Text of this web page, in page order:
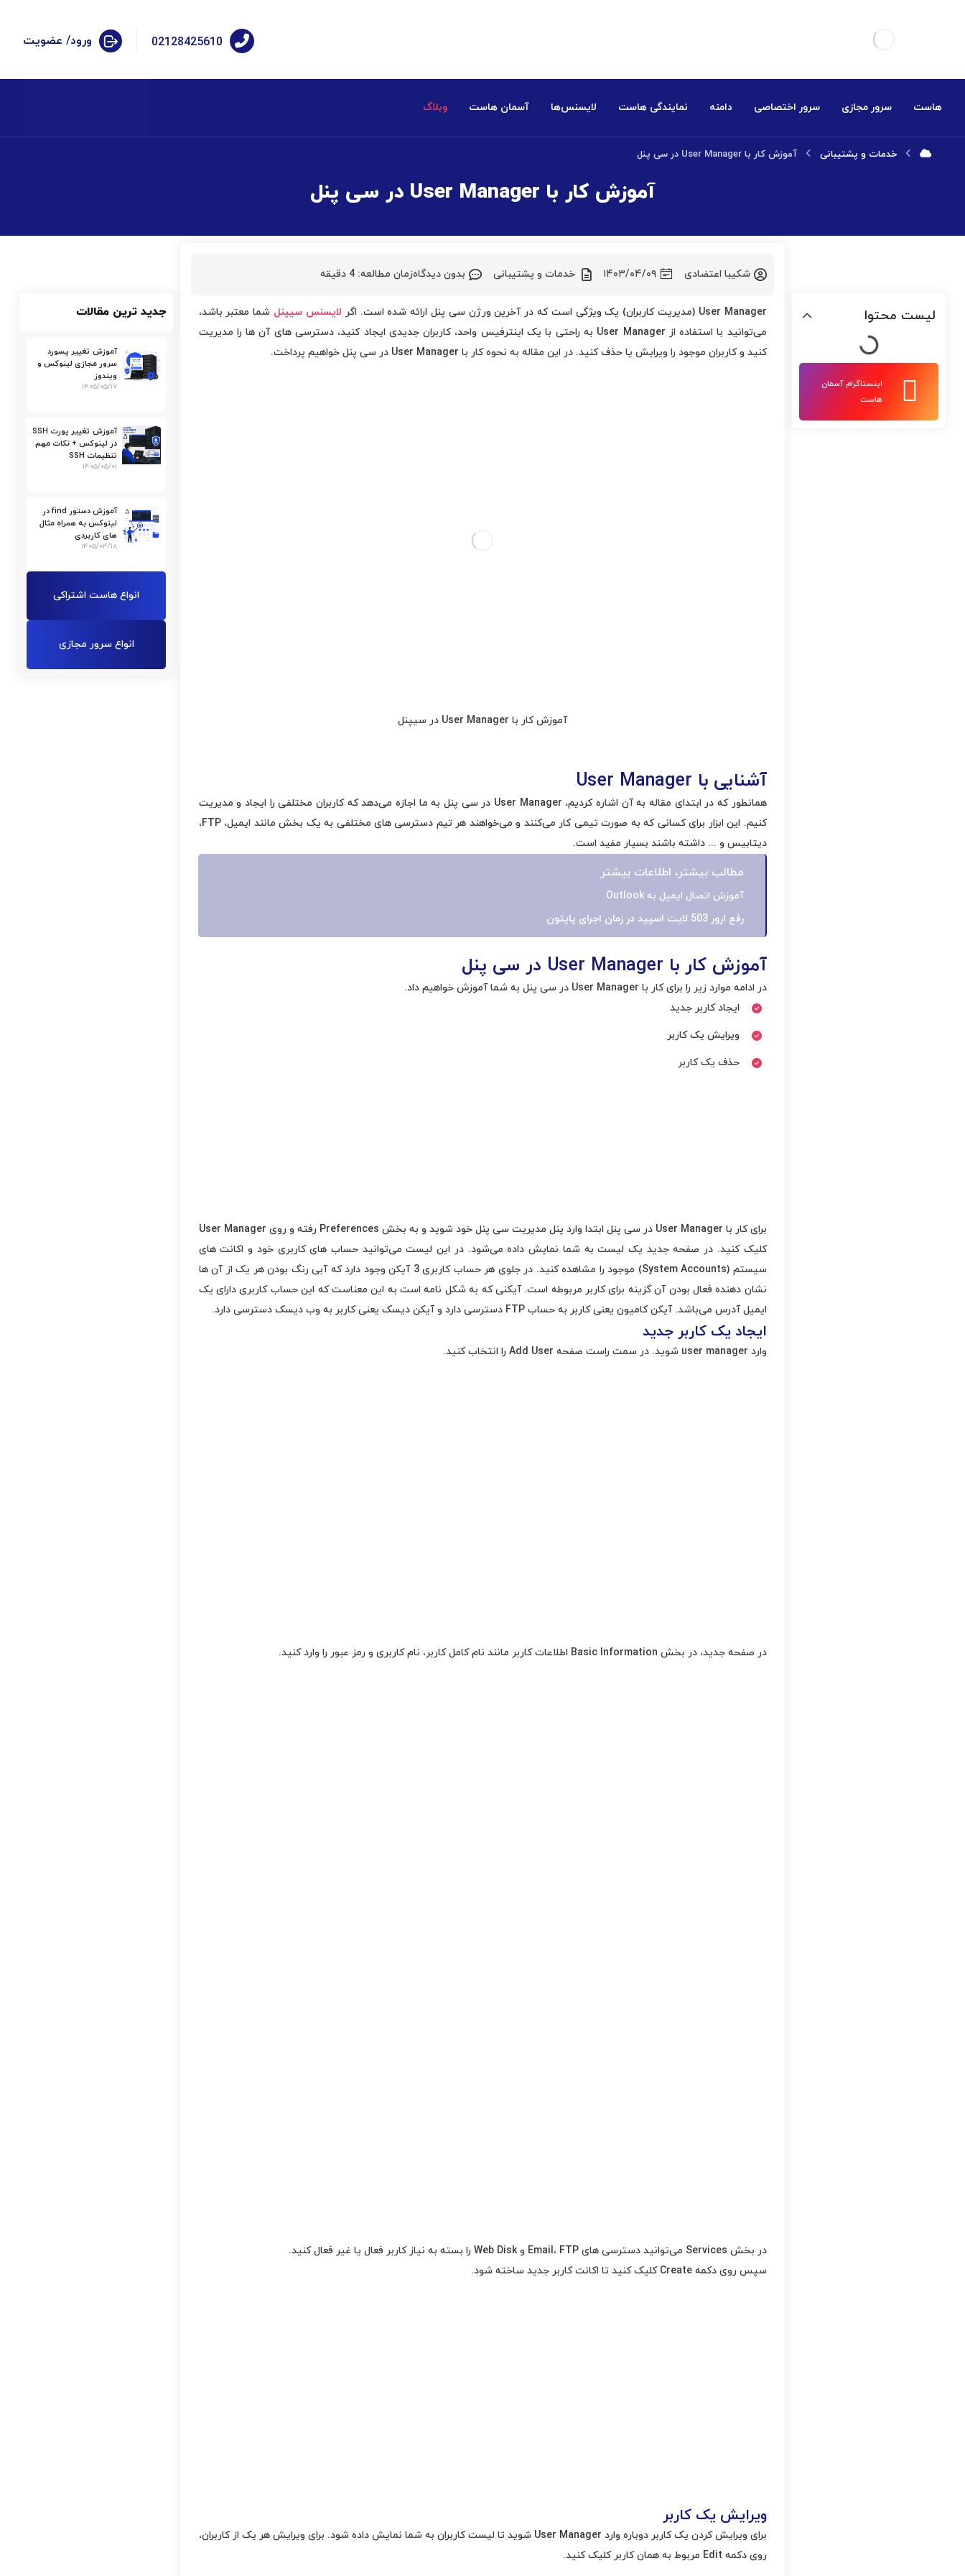
ورود/ عضویت 02128425610
هاست سرور مجازی سرور اختصاصی دامنه نمایندگی هاست لایسنس‌ها آسمان هاست وبلاگ
خدمات و پشتیبانی آموزش کار با User Manager در سی پنل
آموزش کار با User Manager در سی پنل
لیست محتوا
اینستاگرام آسمان
هاست
شکیبا اعتضادی ۱۴۰۳/۰۴/۰۹ خدمات و پشتیبانی بدون دیدگاهزمان مطالعه: 4 دقیقه
User Manager (مدیریت کاربران) یک ویژگی است که در آخرین ورژن سی پنل ارائه شده است. اگر لایسنس سیپنل شما معتبر باشد،
می‌توانید با استفاده از User Manager به راحتی با یک اینترفیس واحد، کاربران جدیدی ایجاد کنید، دسترسی های آن ها را مدیریت
کنید و کاربران موجود را ویرایش یا حذف کنید. در این مقاله به نحوه کار با User Manager در سی پنل خواهیم پرداخت.
آموزش کار با User Manager در سیپنل
آشنایی با User Manager
همانطور که در ابتدای مقاله به آن اشاره کردیم، User Manager در سی پنل به ما اجازه می‌دهد که کاربران مختلفی را ایجاد و مدیریت
کنیم. این ابزار برای کسانی که به صورت تیمی کار می‌کنند و می‌خواهند هر تیم دسترسی های مختلفی به یک بخش مانند ایمیل، FTP،
دیتابیس و ... داشته باشند بسیار مفید است.
مطالب بیشتر، اطلاعات بیشتر
آموزش اتصال ایمیل به Outlook
رفع ارور 503 لایت اسپید در زمان اجرای پایتون
آموزش کار با User Manager در سی پنل
در ادامه موارد زیر را برای کار با User Manager در سی پنل به شما آموزش خواهیم داد.
ایجاد کاربر جدید
ویرایش یک کاربر
حذف یک کاربر
برای کار با User Manager در سی پنل ابتدا وارد پنل مدیریت سی پنل خود شوید و به بخش Preferences رفته و روی User Manager
کلیک کنید. در صفحه جدید یک لیست به شما نمایش داده می‌شود. در این لیست می‌توانید حساب های کاربری خود و اکانت های
سیستم (System Accounts) موجود را مشاهده کنید. در جلوی هر حساب کاربری 3 آیکن وجود دارد که آبی رنگ بودن هر یک از آن ها
نشان دهنده فعال بودن آن گزینه برای کاربر مربوطه است. آیکنی که به شکل نامه است به این معناست که این حساب کاربری دارای یک
ایمیل آدرس می‌باشد. آیکن کامیون یعنی کاربر به حساب FTP دسترسی دارد و آیکن دیسک یعنی کاربر به وب دیسک دسترسی دارد.
ایجاد یک کاربر جدید
وارد user manager شوید. در سمت راست صفحه Add User را انتخاب کنید.
در صفحه جدید، در بخش Basic Information اطلاعات کاربر مانند نام کامل کاربر، نام کاربری و رمز عبور را وارد کنید.
در بخش Services می‌توانید دسترسی های Email، FTP و Web Disk را بسته به نیاز کاربر فعال یا غیر فعال کنید.
سپس روی دکمه Create کلیک کنید تا اکانت کاربر جدید ساخته شود.
ویرایش یک کاربر
برای ویرایش کردن یک کاربر دوباره وارد User Manager شوید تا لیست کاربران به شما نمایش داده شود. برای ویرایش هر یک از کاربران،
روی دکمه Edit مربوط به همان کاربر کلیک کنید.
جدید ترین مقالات
آموزش تغییر پسورد
سرور مجازی لینوکس و
ویندوز
۱۴۰۵/۰۵/۱۷
آموزش تغییر پورت SSH
در لینوکس + نکات مهم
تنظیمات SSH
۱۴۰۵/۰۵/۰۱
آموزش دستور find در
لینوکس به همراه مثال
های کاربردی
۱۴۰۵/۰۴/۱۸
انواع هاست اشتراکی
انواع سرور مجازی